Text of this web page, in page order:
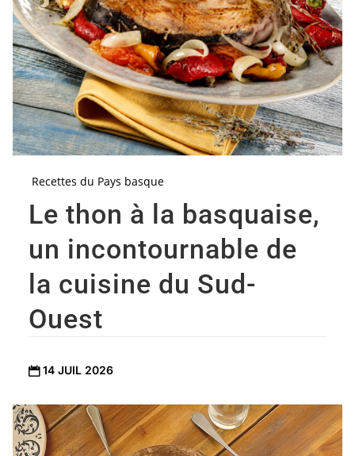
Recettes du Pays basque
Le thon à la basquaise,
un incontournable de
la cuisine du Sud-
Ouest
 14 JUIL 2026